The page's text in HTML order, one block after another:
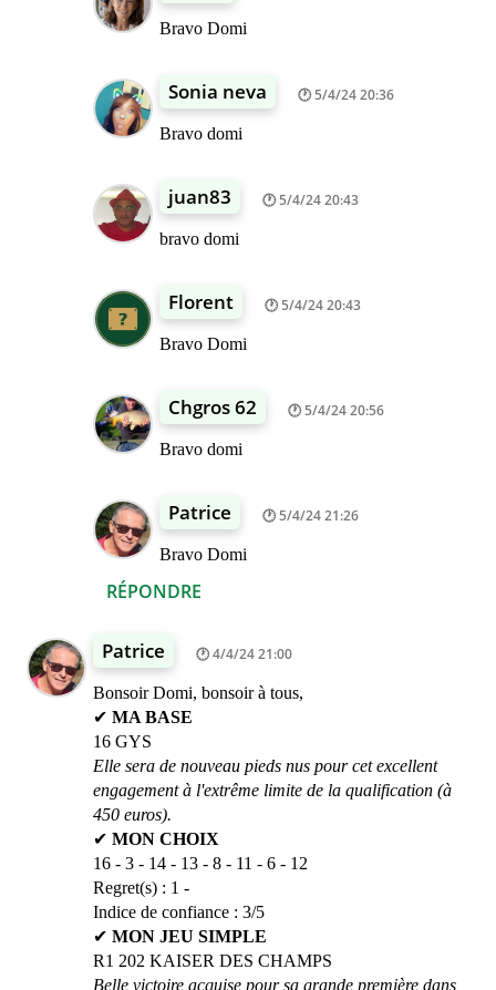
RÉPONDRE
Bravo Domi
Sonia neva 5/4/24 20:36
Bravo domi
juan83 5/4/24 20:43
bravo domi
Florent 5/4/24 20:43
Bravo Domi
Chgros 62 5/4/24 20:56
Bravo domi
Patrice 5/4/24 21:26
Bravo Domi
Patrice 4/4/24 21:00
Bonsoir Domi, bonsoir à tous,
✔ MA BASE
16 GYS
Elle sera de nouveau pieds nus pour cet excellent
engagement à l'extrême limite de la qualification (à
450 euros).
✔ MON CHOIX
16 - 3 - 14 - 13 - 8 - 11 - 6 - 12
Regret(s) : 1 -
Indice de confiance : 3/5
✔ MON JEU SIMPLE
R1 202 KAISER DES CHAMPS
Belle victoire acquise pour sa grande première dans